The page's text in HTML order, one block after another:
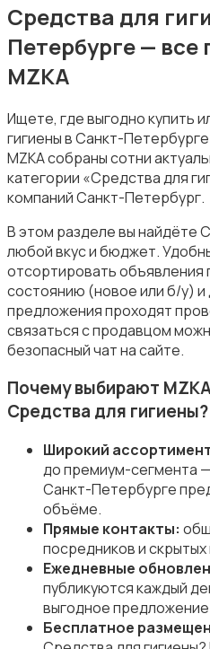
Фены и укладка
Тату и татуаж
Солярии и загар
Средства для гигиены
Другое
Средства для
Петербурге —
MZKA
Ищете, где выгодно купить
гигиены в Санкт-
MZKA собраны сотни
категории «Средства для
компаний Санкт-Петербург.
В этом разделе вы найдёте
любой вкус и бюджет.
отсортировать объявления
состоянию (новое или б/у)
предложения проходят
связаться с продавцом
безопасный чат на сайте.
Почему выбирают
Средства для гигиены?
Широкий
до премиум-сегмента
Санкт-Петербурге
объёме.
Прямые контакты:
посредников и
Ежедневные
публикуются каждый
выгодное
Бесплатное